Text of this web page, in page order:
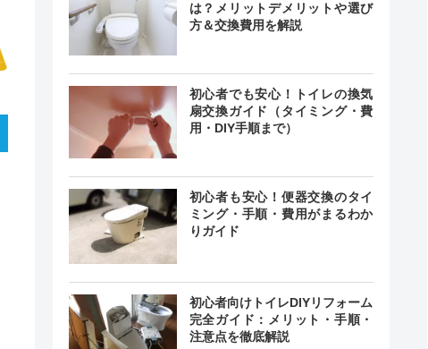
は？メリットデメリットや選び
方＆交換費用を解説
初心者でも安心！トイレの換気
扇交換ガイド（タイミング・費
用・DIY手順まで）
初心者も安心！便器交換のタイ
ミング・手順・費用がまるわか
りガイド
初心者向けトイレDIYリフォーム
完全ガイド：メリット・手順・
注意点を徹底解説